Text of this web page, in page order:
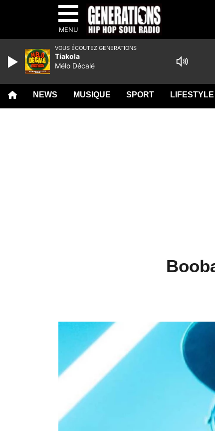
MENU
NEWS MUSIQUE SPORT LIFESTYLE
VOUS ÉCOUTEZ GENERATIONS
Tiakola
Mélo Décalé